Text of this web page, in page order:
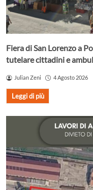
Fiera di San Lorenzo a
tutelare cittadini e
Julian Zeni 4 Agosto 2026
Leggi di più